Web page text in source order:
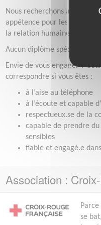
Nous recherchons avant
appétence pour les missions
la relation humaine et
Aucun diplôme spécifique
Envie de vous engager ?
correspondre si vous êtes :
à l’aise au téléphone
à l’écoute et capable
respectueux.se de la
capable de prendre
sensibles
fiable et engagé.e
Association :
se